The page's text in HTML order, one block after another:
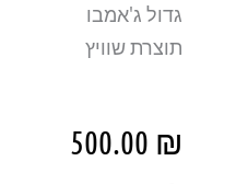
גדול ג'אמבו
תוצרת שוויץ
500.00 ₪